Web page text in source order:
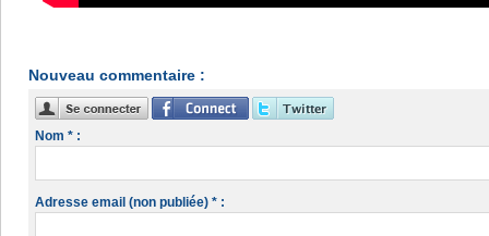
Nouveau commentaire :
Nom * :
Adresse email (non publiée) * :